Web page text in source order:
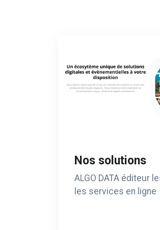
Nos solutions
ALGO DATA éditeur
les services en ligne